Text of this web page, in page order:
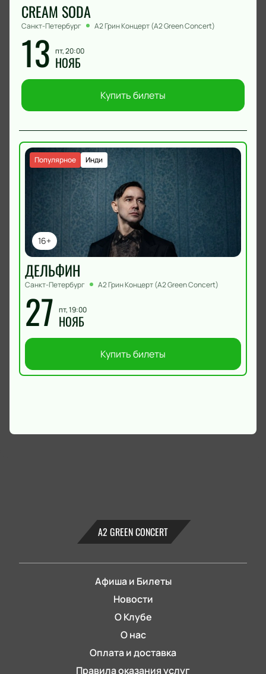
CREAM SODA
Санкт-Петербург А2 Грин Концерт (A2 Green Concert)
13 пт, 20:00
НОЯБ
Купить билеты
16+
Инди
Популярное
ДЕЛЬФИН
Санкт-Петербург А2 Грин Концерт (A2 Green Concert)
27 пт, 19:00
НОЯБ
Купить билеты
А2 GREEN CONCERT
Афиша и Билеты
Новости
О Клубе
О нас
Оплата и доставка
Правила оказания услуг